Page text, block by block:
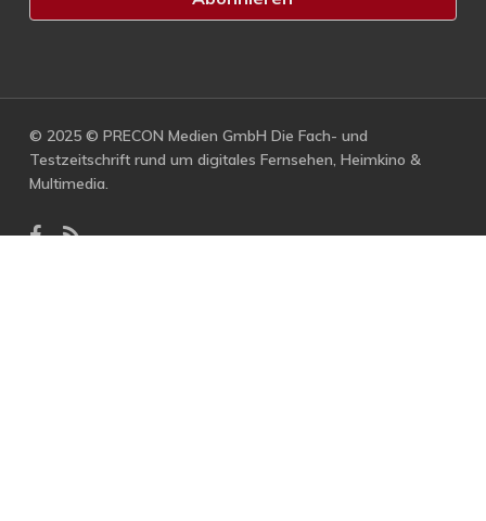
© 2025 © PRECON Medien GmbH Die Fach- und
Testzeitschrift rund um digitales Fernsehen, Heimkino &
Multimedia.
facebook
RSS